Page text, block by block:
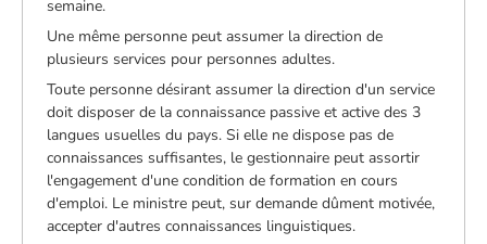
semaine.
Une même personne peut assumer la direction de
plusieurs services pour personnes adultes.
Toute personne désirant assumer la direction d'un service
doit disposer de la connaissance passive et active des 3
langues usuelles du pays. Si elle ne dispose pas de
connaissances suffisantes, le gestionnaire peut assortir
l'engagement d'une condition de formation en cours
d'emploi. Le ministre peut, sur demande dûment motivée,
accepter d'autres connaissances linguistiques.